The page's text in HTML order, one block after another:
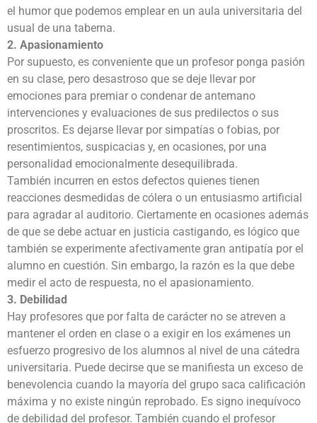
el humor que podemos emplear en un aula universitaria del
usual de una taberna.
2. Apasionamiento
Por supuesto, es conveniente que un profesor ponga pasión
en su clase, pero desastroso que se deje llevar por
emociones para premiar o condenar de antemano
intervenciones y evaluaciones de sus predilectos o sus
proscritos. Es dejarse llevar por simpatías o fobias, por
resentimientos, suspicacias y, en ocasiones, por una
personalidad emocionalmente desequilibrada.
También incurren en estos defectos quienes tienen
reacciones desmedidas de cólera o un entusiasmo artificial
para agradar al auditorio. Ciertamente en ocasiones además
de que se debe actuar en justicia castigando, es lógico que
también se experimente afectivamente gran antipatía por el
alumno en cuestión. Sin embargo, la razón es la que debe
medir el acto de respuesta, no el apasionamiento.
3. Debilidad
Hay profesores que por falta de carácter no se atreven a
mantener el orden en clase o a exigir en los exámenes un
esfuerzo progresivo de los alumnos al nivel de una cátedra
universitaria. Puede decirse que se manifiesta un exceso de
benevolencia cuando la mayoría del grupo saca calificación
máxima y no existe ningún reprobado. Es signo inequívoco
de debilidad del profesor. También cuando el profesor